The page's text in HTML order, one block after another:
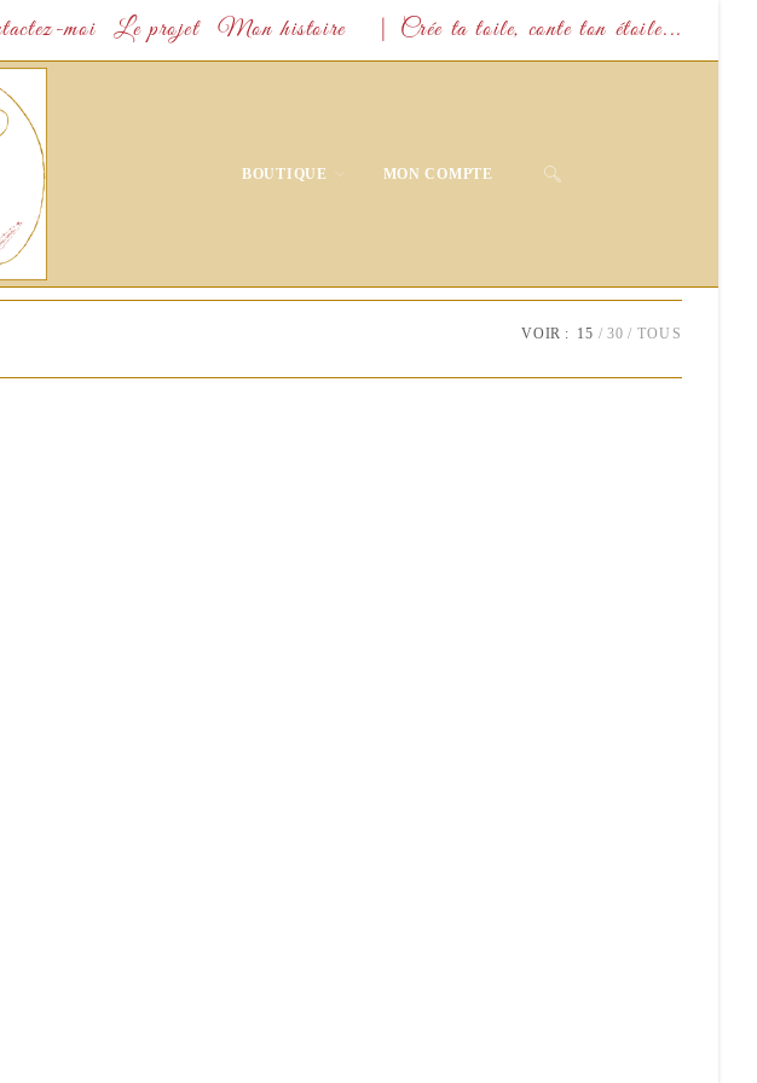
moi Le projet Mon histoire | Crée ta toile, conte ton étoile...
BOUTIQUE MON COMPTE TOGGLE
VOIR : 15 30 TOUS